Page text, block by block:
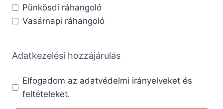
Pünkösdi ráhangoló
Vasárnapi ráhangoló
Adatkezelési hozzájárulás
Elfogadom az adatvédelmi irányelveket és
feltételeket.